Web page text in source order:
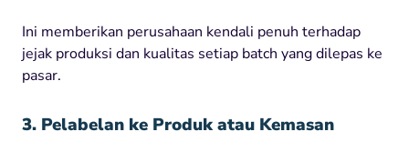
Ini memberikan perusahaan kendali penuh terhadap
jejak produksi dan kualitas setiap batch yang dilepas ke
pasar.
3. Pelabelan ke Produk atau Kemasan